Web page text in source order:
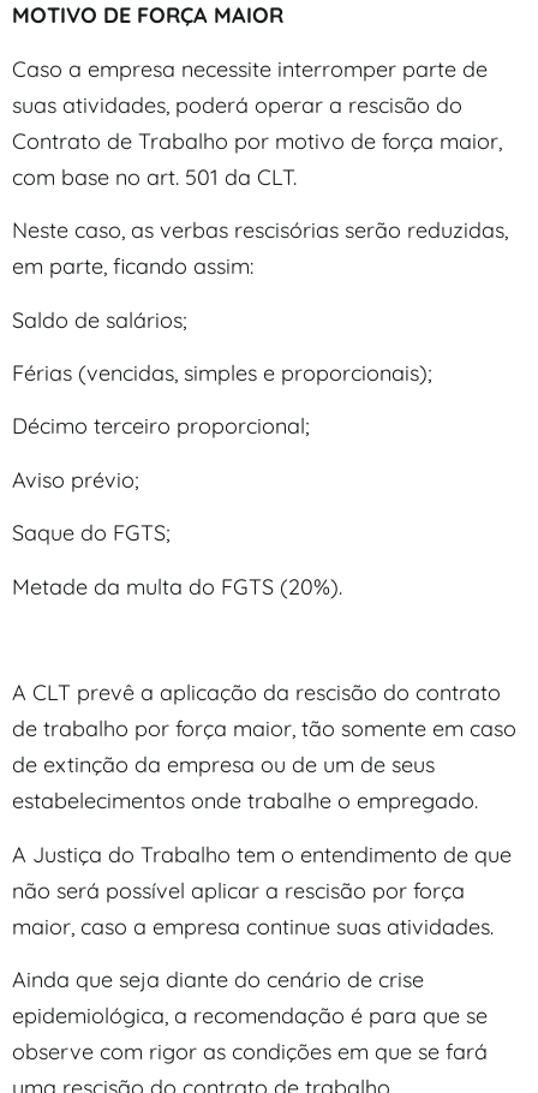
MOTIVO DE FORÇA MAIOR
Caso a empresa necessite interromper parte de
suas atividades, poderá operar a rescisão do
Contrato de Trabalho por motivo de força maior,
com base no art. 501 da CLT.
Neste caso, as verbas rescisórias serão reduzidas,
em parte, ficando assim:
Saldo de salários;
Férias (vencidas, simples e proporcionais);
Décimo terceiro proporcional;
Aviso prévio;
Saque do FGTS;
Metade da multa do FGTS (20%).
A CLT prevê a aplicação da rescisão do contrato
de trabalho por força maior, tão somente em caso
de extinção da empresa ou de um de seus
estabelecimentos onde trabalhe o empregado.
A Justiça do Trabalho tem o entendimento de que
não será possível aplicar a rescisão por força
maior, caso a empresa continue suas atividades.
Ainda que seja diante do cenário de crise
epidemiológica, a recomendação é para que se
observe com rigor as condições em que se fará